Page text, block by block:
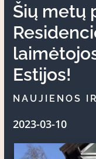
Šių metų
Estijos!
NAUJIENOS
2023-03-10